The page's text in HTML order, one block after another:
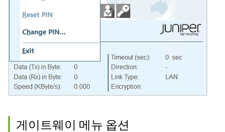
게이트웨이 메뉴 옵션